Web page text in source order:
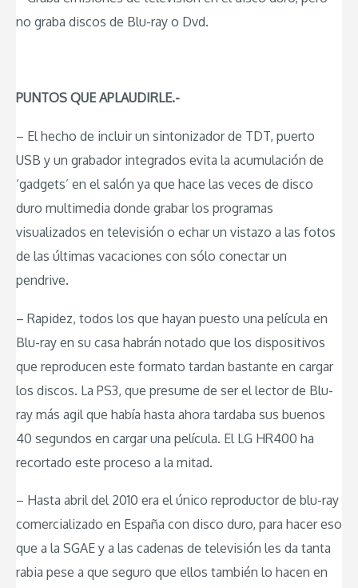
no graba discos de Blu-ray o Dvd.
PUNTOS QUE APLAUDIRLE.-
– El hecho de incluir un sintonizador de TDT, puerto
USB y un grabador integrados evita la acumulación de
‘gadgets’ en el salón ya que hace las veces de disco
duro multimedia donde grabar los programas
visualizados en televisión o echar un vistazo a las fotos
de las últimas vacaciones con sólo conectar un
pendrive.
– Rapidez, todos los que hayan puesto una película en
Blu-ray en su casa habrán notado que los dispositivos
que reproducen este formato tardan bastante en cargar
los discos. La PS3, que presume de ser el lector de Blu-
ray más agil que había hasta ahora tardaba sus buenos
40 segundos en cargar una película. El LG HR400 ha
recortado este proceso a la mitad.
– Hasta abril del 2010 era el único reproductor de blu-ray
comercializado en España con disco duro, para hacer eso
que a la SGAE y a las cadenas de televisión les da tanta
rabia pese a que seguro que ellos también lo hacen en